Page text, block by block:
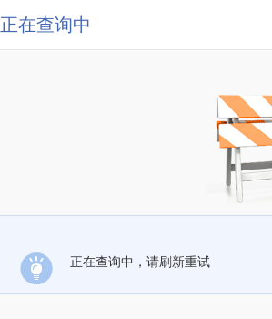
正在查询中
正在查询中，请刷新重试